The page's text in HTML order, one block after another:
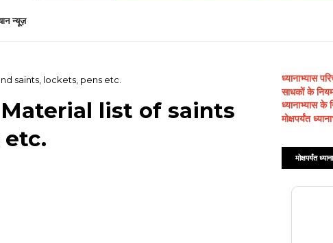
न्यूज़
saints, lockets, pens etc.
list of saints
etc.
ध्यानाभ्यास
साधकों के
ध्यानाभ्यास के
मोक्षपर्यंत
मोक्षपर्यंत